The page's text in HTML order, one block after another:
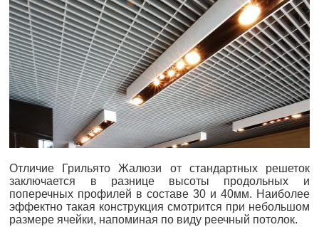
Отличие Грильято Жалюзи от стандартных решеток
заключается в разнице высоты продольных и
поперечных профилей в составе 30 и 40мм. Наиболее
эффектно такая конструкция смотрится при небольшом
размере ячейки, напоминая по виду реечный потолок.